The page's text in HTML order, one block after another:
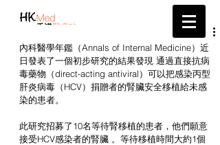
內科醫學年鑑（Annals of Internal Medicine）近
日發表了一個初步研究的結果發現 通過直接抗病
毒藥物（direct-acting antiviral）可以把感染丙型
肝炎病毒（HCV）捐贈者的腎臟安全移植給未感
染的患者。
此研究招募了10名等待腎移植的患者，他們願意
接受HCV感染者的腎臟 。等待移植時間大約1個